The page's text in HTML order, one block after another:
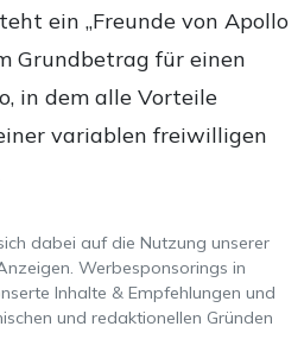
ein „Freunde von Apollo
Grundbetrag für einen
in dem alle Vorteile
variablen freiwilligen
dabei auf die Nutzung unserer
Werbesponsorings in
Inhalte & Empfehlungen und
und redaktionellen Gründen